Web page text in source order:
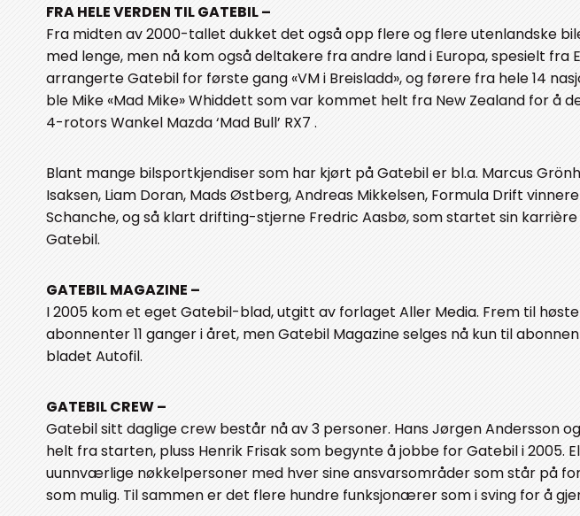
FRA HELE VERDEN TIL GATEBIL –
Fra midten av 2000-tallet dukket det også opp flere og flere utenlandske
med lenge, men nå kom også deltakere fra andre land i Europa, spesielt fra
arrangerte Gatebil for første gang «VM i Breisladd», og førere fra hele 14
ble Mike «Mad Mike» Whiddett som var kommet helt fra New Zealand for å
4-rotors Wankel Mazda ‘Mad Bull’ RX7 .
Blant mange bilsportkjendiser som har kjørt på Gatebil er bl.a. Marcus
Isaksen, Liam Doran, Mads Østberg, Andreas Mikkelsen, Formula Drift
Schanche, og så klart drifting-stjerne Fredric Aasbø, som startet sin
Gatebil.
GATEBIL MAGAZINE –
I 2005 kom et eget Gatebil-blad, utgitt av forlaget Aller Media. Frem til
abonnenter 11 ganger i året, men Gatebil Magazine selges nå kun til
bladet Autofil.
GATEBIL CREW –
Gatebil sitt daglige crew består nå av 3 personer. Hans Jørgen Andersson
helt fra starten, pluss Henrik Frisak som begynte å jobbe for Gatebil i 2005.
uunnværlige nøkkelpersoner med hver sine ansvarsområder som står på
som mulig. Til sammen er det flere hundre funksjonærer som i sving for å